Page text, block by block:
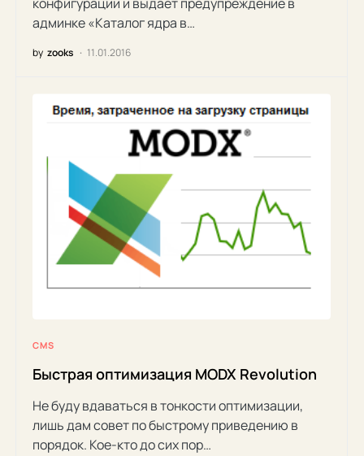
админке «Каталог ядра в…
by zooks 11.01.2016
CMS
Быстрая оптимизация MODX Revolution
Не буду вдаваться в тонкости оптимизации,
лишь дам совет по быстрому приведению в
порядок. Кое-кто до сих пор…